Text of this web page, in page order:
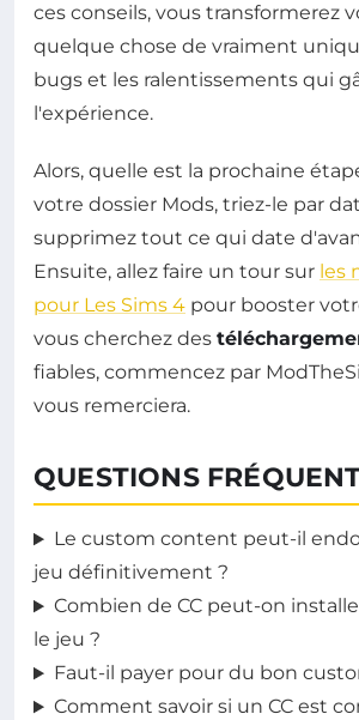
ces conseils, vous transformerez
quelque chose de vraiment
bugs et les ralentissements qui
l'expérience.
Alors, quelle est la prochaine
votre dossier Mods, triez-le par
supprimez tout ce qui date
Ensuite, allez faire un tour sur les
pour Les Sims 4 pour booster
vous cherchez des
fiables, commencez par
vous remerciera.
QUESTIONS
Le custom content peut-il
jeu définitivement ?
Combien de CC peut-on
le jeu ?
Faut-il payer pour du bon
Comment savoir si un CC est